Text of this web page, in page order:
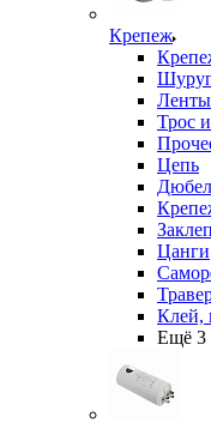
Крепеж
Ленты
Трос
Цепь
Цанги
Клей,
Ещё 3